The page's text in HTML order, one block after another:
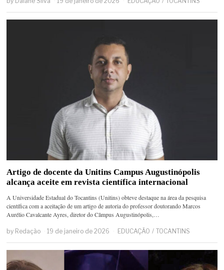
Artigo de docente da Unitins Campus Augustinópolis
alcança aceite em revista científica internacional
A Universidade Estadual do Tocantins (Unitins) obteve destaque na área da pesquisa
científica com a aceitação de um artigo de autoria do professor doutorando Marcos
Aurélio Cavalcante Ayres, diretor do Câmpus Augustinópolis,…
by Redação 19 de janeiro de 2026 EDUCAÇÃO / TOCANTINS